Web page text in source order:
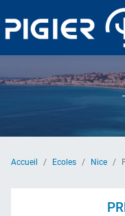
au
contenu
Accueil Ecoles Nice